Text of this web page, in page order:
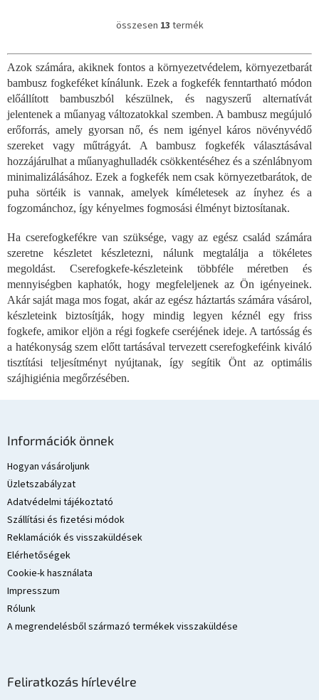
L
s
t
a
i
r
á
y
í
t
á
s
l
e
m
e
i
összesen 13 termék
Azok számára, akiknek fontos a környezetvédelem, környezetbarát
bambusz fogkeféket kínálunk. Ezek a fogkefék fenntartható módon
előállított bambuszból készülnek, és nagyszerű alternatívát
jelentenek a műanyag változatokkal szemben. A bambusz megújuló
erőforrás, amely gyorsan nő, és nem igényel káros növényvédő
szereket vagy műtrágyát. A bambusz fogkefék választásával
hozzájárulhat a műanyaghulladék csökkentéséhez és a szénlábnyom
minimalizálásához. Ezek a fogkefék nem csak környezetbarátok, de
puha sörtéik is vannak, amelyek kíméletesek az ínyhez és a
fogzománchoz, így kényelmes fogmosási élményt biztosítanak.
Ha cserefogkefékre van szüksége, vagy az egész család számára
szeretne készletet készletezni, nálunk megtalálja a tökéletes
megoldást. Cserefogkefe-készleteink többféle méretben és
mennyiségben kaphatók, hogy megfeleljenek az Ön igényeinek.
Akár saját maga mos fogat, akár az egész háztartás számára vásárol,
készleteink biztosítják, hogy mindig legyen kéznél egy friss
fogkefe, amikor eljön a régi fogkefe cseréjének ideje. A tartósság és
a hatékonyság szem előtt tartásával tervezett cserefogkeféink kiváló
tisztítási teljesítményt nyújtanak, így segítik Önt az optimális
szájhigiénia megőrzésében.
Információk önnek
Hogyan vásároljunk
Üzletszabályzat
Adatvédelmi tájékoztató
Szállítási és fizetési módok
Reklamációk és visszaküldések
Elérhetőségek
Cookie-k használata
Impresszum
Rólunk
A megrendelésből származó termékek visszaküldése
Feliratkozás hírlevélre